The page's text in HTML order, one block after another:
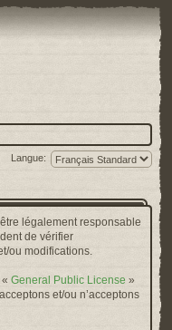
Langue:
légalement responsable
de vérifier
ou modifications.
General Public License »
et/ou n’acceptons